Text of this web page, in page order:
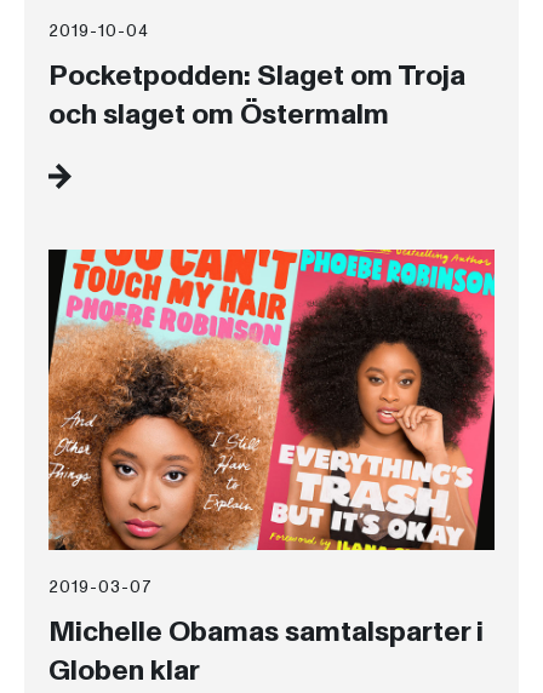
2019-10-04
Pocketpodden: Slaget om Troja
och slaget om Östermalm
2019-03-07
Michelle Obamas samtalsparter i
Globen klar